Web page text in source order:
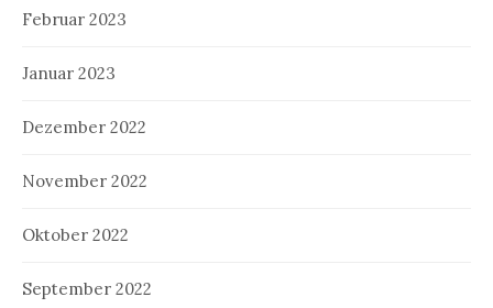
Februar 2023
Januar 2023
Dezember 2022
November 2022
Oktober 2022
September 2022